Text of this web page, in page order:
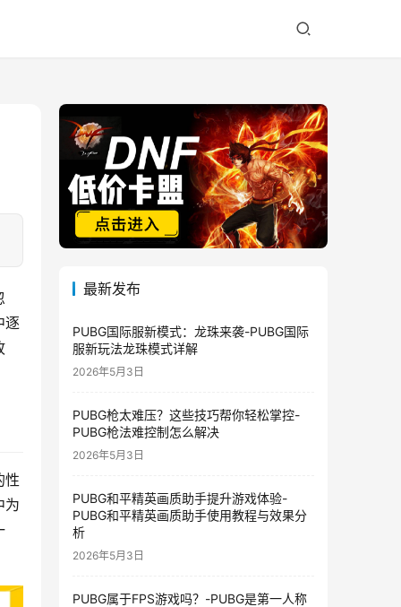
逐
性
为
最新发布
PUBG国际服新模式：龙珠来袭-PUBG国际
服新玩法龙珠模式详解
2026年5月3日
PUBG枪太难压？这些技巧帮你轻松掌控-
PUBG枪法难控制怎么解决
2026年5月3日
PUBG和平精英画质助手提升游戏体验-
PUBG和平精英画质助手使用教程与效果分
析
2026年5月3日
PUBG属于FPS游戏吗？-PUBG是第一人称